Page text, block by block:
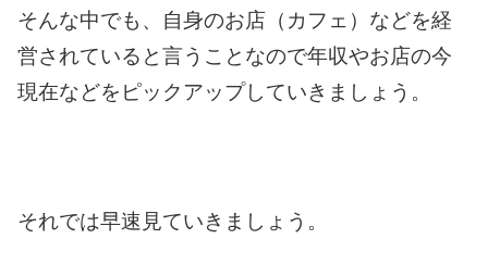
そんな中でも、自身のお店（カフェ）などを経
営されていると言うことなので年収やお店の今
現在などをピックアップしていきましょう。
それでは早速見ていきましょう。